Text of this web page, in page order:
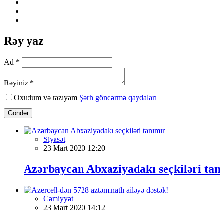
Rəy yaz
Ad *
Rəyiniz *
Oxudum və razıyam Şərh göndərmə qaydaları
Göndər
Siyasət
23 Mart 2020 12:20
Azərbaycan Abxaziyadakı seçkiləri
Cəmiyyət
23 Mart 2020 14:12